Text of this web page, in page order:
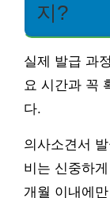
지?
실제 발급 과
요 시간과 꼭
다.
의사소견서
비는 신중하
개월 이내에